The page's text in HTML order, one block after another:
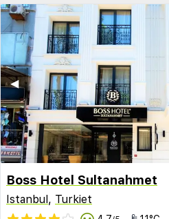
◀︎
Boss Hotel Sultanahmet
Istanbul, Turkiet